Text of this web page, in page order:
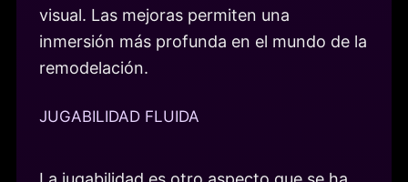
visual. Las mejoras permiten una
inmersión más profunda en el mundo de la
remodelación.
JUGABILIDAD FLUIDA